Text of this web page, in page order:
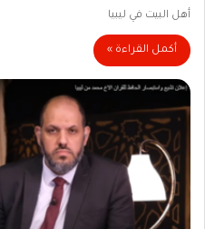
أهل البيت في ليبيا
أكمل القراءة »